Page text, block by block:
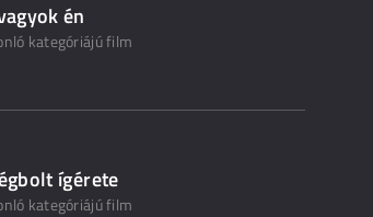
én
kategóriájú film
ígérete
kategóriájú film